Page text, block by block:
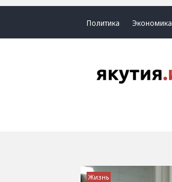
Политика Экономика
Жизнь